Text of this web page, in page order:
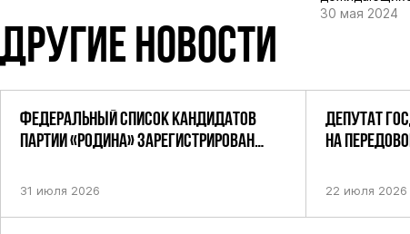
30 мая 2024
ДРУГИЕ НОВОСТИ
ФЕДЕРАЛЬНЫЙ СПИСОК КАНДИДАТОВ
ПАРТИИ «РОДИНА» ЗАРЕГИСТРИРОВАН
31 июля 2026
ДЕПУТАТ
НА
22 июля 2026